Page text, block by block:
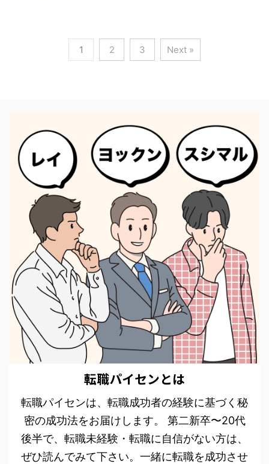
1 2 3 Next »
転職パイセンとは
転職パイセンは、転職成功者の経験に基づく秘
密の成功法をお届けします。 第二新卒〜20代
後半で、転職未経験・転職に自信がない方は、
ぜひ読んでみて下さい。一緒に転職を成功させ